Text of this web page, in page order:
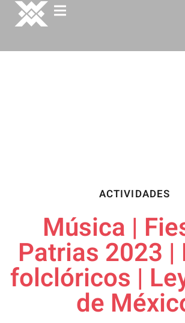
ACTIVIDADES
Música |
Patrias 2023 |
folclóricos |
de